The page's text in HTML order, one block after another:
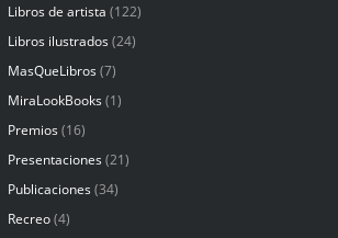
Libros de artista (122)
Libros ilustrados (24)
MasQueLibros (7)
MiraLookBooks (1)
Premios (16)
Presentaciones (21)
Publicaciones (34)
Recreo(4)